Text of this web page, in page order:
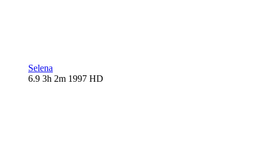
Selena
6.9 3h 2m 1997 HD